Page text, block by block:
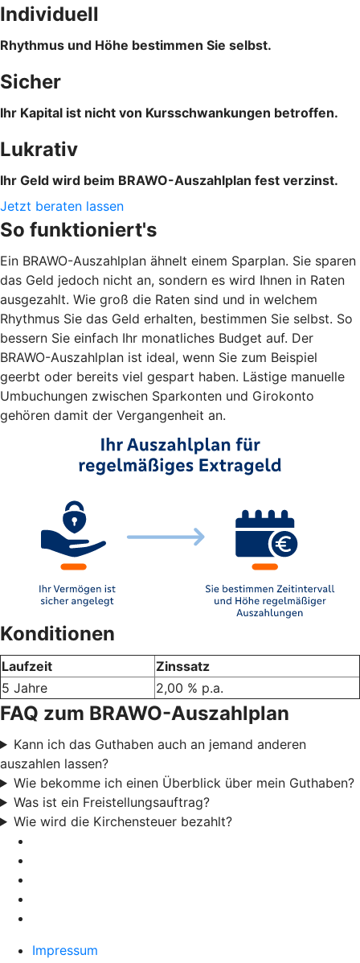
Individuell
Rhythmus und Höhe bestimmen Sie selbst.
Sicher
Ihr Kapital ist nicht von Kursschwankungen betroffen.
Lukrativ
Ihr Geld wird beim BRAWO-Auszahlplan fest verzinst.
Jetzt beraten lassen
So funktioniert's
Ein BRAWO-Auszahlplan ähnelt einem Sparplan. Sie sparen
das Geld jedoch nicht an, sondern es wird Ihnen in Raten
ausgezahlt. Wie groß die Raten sind und in welchem
Rhythmus Sie das Geld erhalten, bestimmen Sie selbst. So
bessern Sie einfach Ihr monatliches Budget auf. Der
BRAWO-Auszahlplan ist ideal, wenn Sie zum Beispiel
geerbt oder bereits viel gespart haben. Lästige manuelle
Umbuchungen zwischen Sparkonten und Girokonto
gehören damit der Vergangenheit an.
Konditionen
Laufzeit
Zinssatz
5 Jahre
2,00 % p.a.
FAQ zum BRAWO-Auszahlplan
Kann ich das Guthaben auch an jemand anderen
auszahlen lassen?
Wie bekomme ich einen Überblick über mein Guthaben?
Was ist ein Freistellungsauftrag?
Wie wird die Kirchensteuer bezahlt?
Impressum